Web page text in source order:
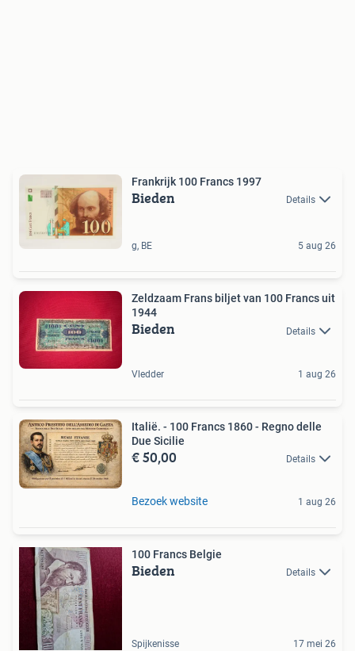
Frankrijk 100 Francs 1997
Bieden Details
g, BE 5 aug 26
Zeldzaam Frans biljet van 100 Francs uit
1944
Bieden Details
Vledder 1 aug 26
Italië. - 100 Francs 1860 - Regno delle
Due Sicilie
€ 50,00 Details
Bezoek website 1 aug 26
100 Francs Belgie
Bieden Details
Spijkenisse 17 mei 26